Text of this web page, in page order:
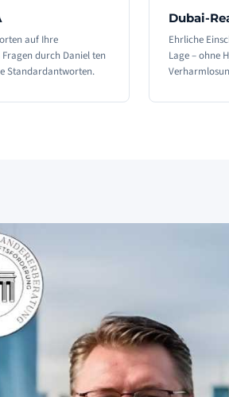
auf Ihre
durch Daniel ten
Standardantworten.
Dubai-
Ehrliche
Lage – ohne